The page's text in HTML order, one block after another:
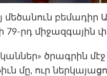
բեմադիր
79-րդ միջազգային
ծրագրին մէջ
մը, ուր